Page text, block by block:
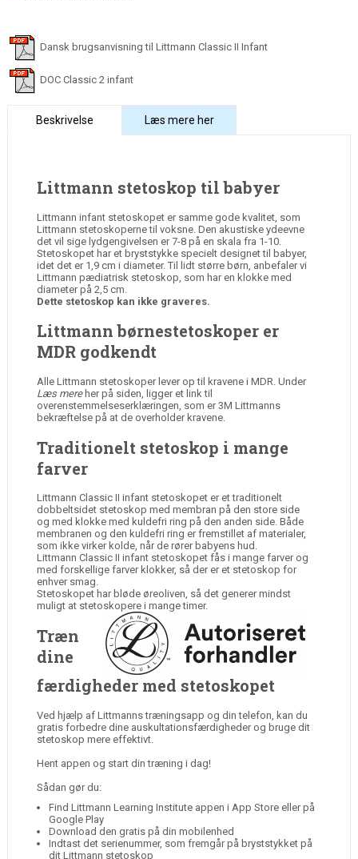
Dansk brugsanvisning til Littmann Classic II Infant
DOC Classic 2 infant
Beskrivelse Læs mere her
Littmann stetoskop til babyer
Littmann infant stetoskopet er samme gode kvalitet, som
Littmann stetoskoperne til voksne. Den akustiske ydeevne
det vil sige lydgengivelsen er 7-8 på en skala fra 1-10.
Stetoskopet har et bryststykke specielt designet til babyer,
idet det er 1,9 cm i diameter. Til lidt større børn, anbefaler vi
Littmann pædiatrisk stetoskop, som har en klokke med
diameter på 2,5 cm.
Dette stetoskop kan ikke graveres.
Littmann børnestetoskoper er
MDR godkendt
Alle Littmann stetoskoper lever op til kravene i MDR. Under
Læs mereher på siden, ligger et link til
overenstemmelseserklæringen, som er 3M Littmanns
bekræftelse på at de overholder kravene.
Traditionelt stetoskop i mange
farver
Littmann Classic II infant stetoskopet er et traditionelt
dobbeltsidet stetoskop med membran på den store side
og med klokke med kuldefri ring på den anden side. Både
membranen og den kuldefri ring er fremstillet af materialer,
som ikke virker kolde, når de rører babyens hud.
Littmann Classic II infant stetoskopet fås i mange farver og
med forskellige farver klokker, så der er et stetoskop for
enhver smag.
Stetoskopet har bløde øreoliven, så det generer mindst
muligt at stetoskopere i mange timer.
Træn
dine
færdigheder med stetoskopet
Ved hjælp af Littmanns træningsapp og din telefon, kan du
gratis forbedre dine auskultationsfærdigheder og bruge dit
stetoskop mere effektivt.
Hent appen og start din træning i dag!
Sådan gør du:
Find Littmann Learning Institute appen i App Store eller på
Google Play
Download den gratis på din mobilenhed
Indtast det serienummer, som fremgår på bryststykket på
dit Littmann stetoskop